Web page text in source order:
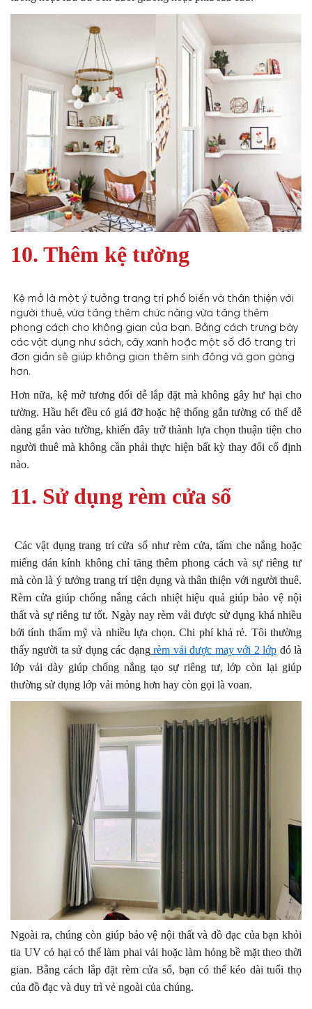
10. Thêm kệ tường
Kệ mở là một ý tưởng trang trí phổ biến và thân thiện với
người thuê, vừa tăng thêm chức năng vừa tăng thêm
phong cách cho không gian của bạn. Bằng cách trưng bày
các vật dụng như sách, cây xanh hoặc một số đồ trang trí
đơn giản sẽ giúp không gian thêm sinh động và gọn gàng
hơn.
Hơn nữa, kệ mở tương đối dễ lắp đặt mà không gây hư hại cho
tường. Hầu hết đều có giá đỡ hoặc hệ thống gắn tường có thể dễ
dàng gắn vào tường, khiến đây trở thành lựa chọn thuận tiện cho
người thuê mà không cần phải thực hiện bất kỳ thay đổi cố định
nào.
11. Sử dụng rèm cửa sổ
Các vật dụng trang trí cửa sổ như rèm cửa, tấm che nắng hoặc
miếng dán kính không chỉ tăng thêm phong cách và sự riêng tư
mà còn là ý tưởng trang trí tiện dụng và thân thiện với người thuê.
Rèm cửa giúp chống nắng cách nhiệt hiệu quả giúp bảo vệ nội
thất và sự riêng tư tốt. Ngày nay rèm vải được sử dụng khá nhiều
bởi tính thẩm mỹ và nhiều lựa chọn. Chi phí khả rẻ. Tôi thường
thấy người ta sử dụng các dạngrèm vải được may với 2 lớp đó là
lớp vải dày giúp chống nắng tạo sự riêng tư, lớp còn lại giúp
thường sử dụng lớp vải mỏng hơn hay còn gọi là voan.
Ngoài ra, chúng còn giúp bảo vệ nội thất và đồ đạc của bạn khỏi
tia UV có hại có thể làm phai vải hoặc làm hỏng bề mặt theo thời
gian. Bằng cách lắp đặt rèm cửa sổ, bạn có thể kéo dài tuổi thọ
của đồ đạc và duy trì vẻ ngoài của chúng.